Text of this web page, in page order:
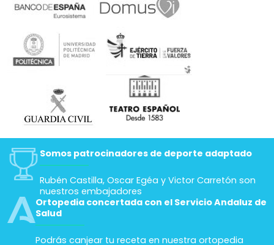
Somos patrocinadores de deporte adaptado
Rubén Castilla, Oscar Egéa y Victor Carretón son
nuestros embajadores
Ortopedia concertada con el Servicio Andaluz de
Salud
Podrás canjear tu receta en nuestra ortopedia